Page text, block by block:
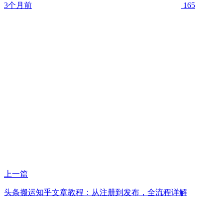
3个月前 165
上一篇
头条搬运知乎文章教程：从注册到发布，全流程详解